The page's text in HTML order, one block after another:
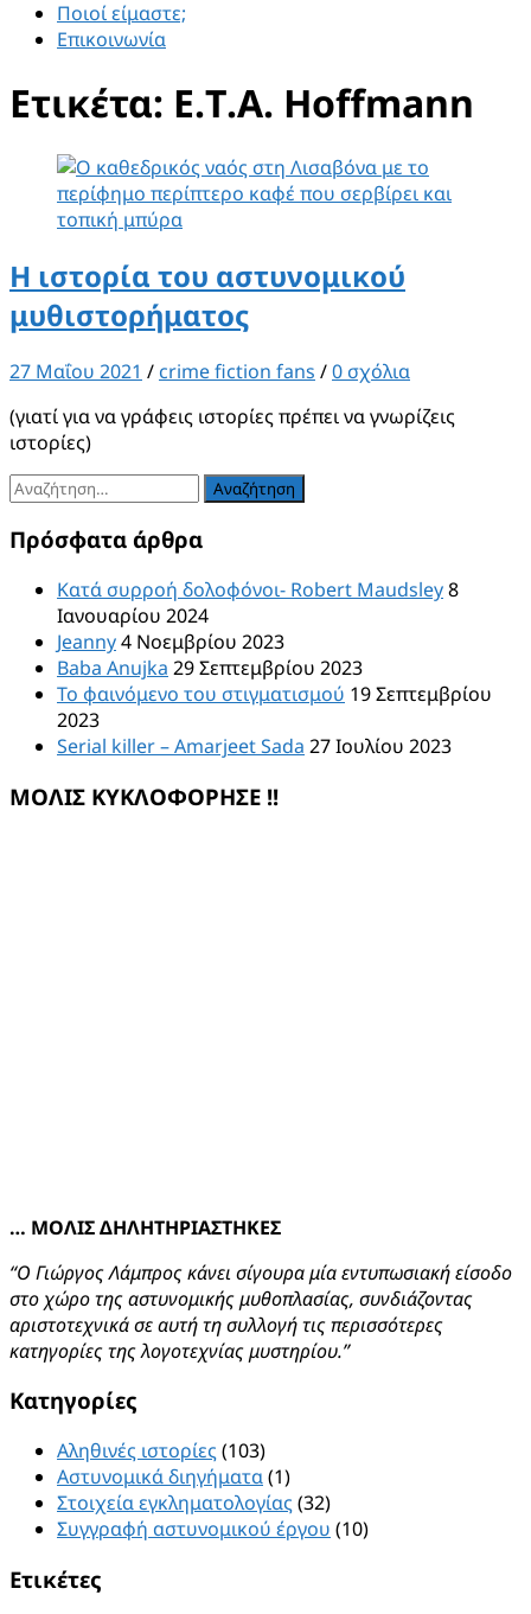
Ποιοί είμαστε;
Επικοινωνία
Ετικέτα: Ε.Τ.Α. Hoffmann
Η ιστορία του αστυνομικού
μυθιστορήματος
27 Μαΐου 2021 / crime fiction fans /0 σχόλια
(γιατί για να γράφεις ιστορίες πρέπει να γνωρίζεις
ιστορίες)
Αναζήτηση
για:
Πρόσφατα άρθρα
Κατά συρροή δολοφόνοι- Robert Maudsley8
Ιανουαρίου 2024
Jeanny4 Νοεμβρίου 2023
Baba Anujka 29 Σεπτεμβρίου 2023
Το φαινόμενο του στιγματισμού 19 Σεπτεμβρίου
2023
Serial killer – Amarjeet Sada 27 Ιουλίου 2023
ΜΟΛΙΣ ΚΥΚΛΟΦΟΡΗΣΕ !!
… ΜΟΛΙΣ ΔΗΛΗΤΗΡΙΑΣΤΗΚΕΣ
“Ο Γιώργος Λάμπρος κάνει σίγουρα μία εντυπωσιακή είσοδο
στο χώρο της αστυνομικής μυθοπλασίας, συνδιάζοντας
αριστοτεχνικά σε αυτή τη συλλογή τις περισσότερες
κατηγορίες της λογοτεχνίας μυστηρίου.”
Kατηγορίες
Αληθινές ιστορίες (103)
Αστυνομικά διηγήματα(1)
Στοιχεία εγκληματολογίας (32)
Συγγραφή αστυνομικού έργου (10)
Ετικέτες